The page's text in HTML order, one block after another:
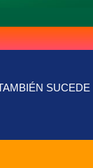
SUCEDE